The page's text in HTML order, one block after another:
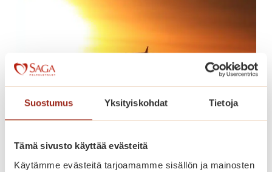
Suostumus Yksityiskohdat Tietoja
Tämä sivusto käyttää evästeitä
Käytämme evästeitä tarjoamamme sisällön ja mainosten
u
h
ä
Lomaonnea